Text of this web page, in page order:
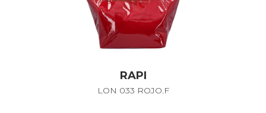
RAPI
LON 033 ROJO.F